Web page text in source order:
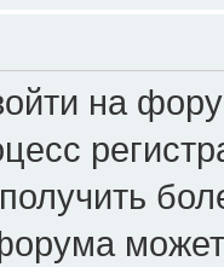
на
может